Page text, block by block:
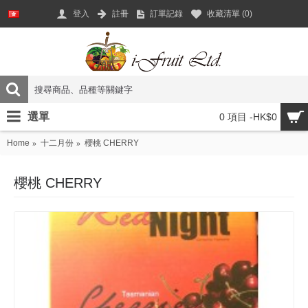
登入 註冊 訂單記錄 收藏清單 (0)
0 項目 -HK$0
選單
Home 十二月份 櫻桃 CHERRY
櫻桃 CHERRY